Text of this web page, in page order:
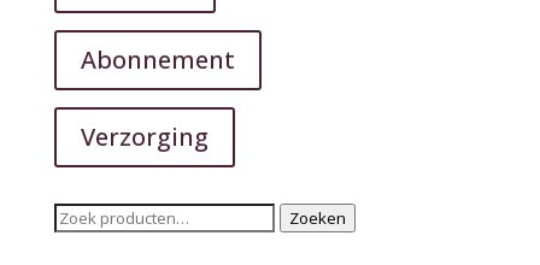
Abonnement
Verzorging
Zoeken
Zoeken